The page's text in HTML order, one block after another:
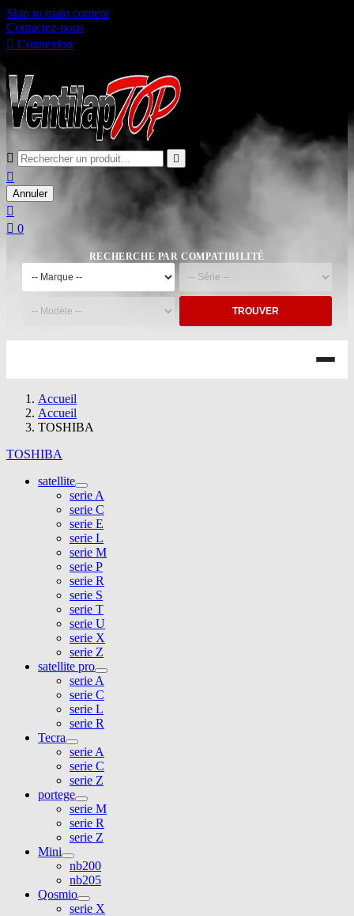
Skip to main content
Contactez-nous
 Connexion
 

Annuler

 0
RECHERCHE PAR COMPATIBILITÉ
TROUVER
Accueil
Accueil
TOSHIBA
TOSHIBA
satellite
serie A
serie C
serie E
serie L
serie M
serie P
serie R
serie S
serie T
serie U
serie X
serie Z
satellite pro
serie A
serie C
serie L
serie R
Tecra
serie A
serie C
serie Z
portege
serie M
serie R
serie Z
Mini
nb200
nb205
Qosmio
serie X